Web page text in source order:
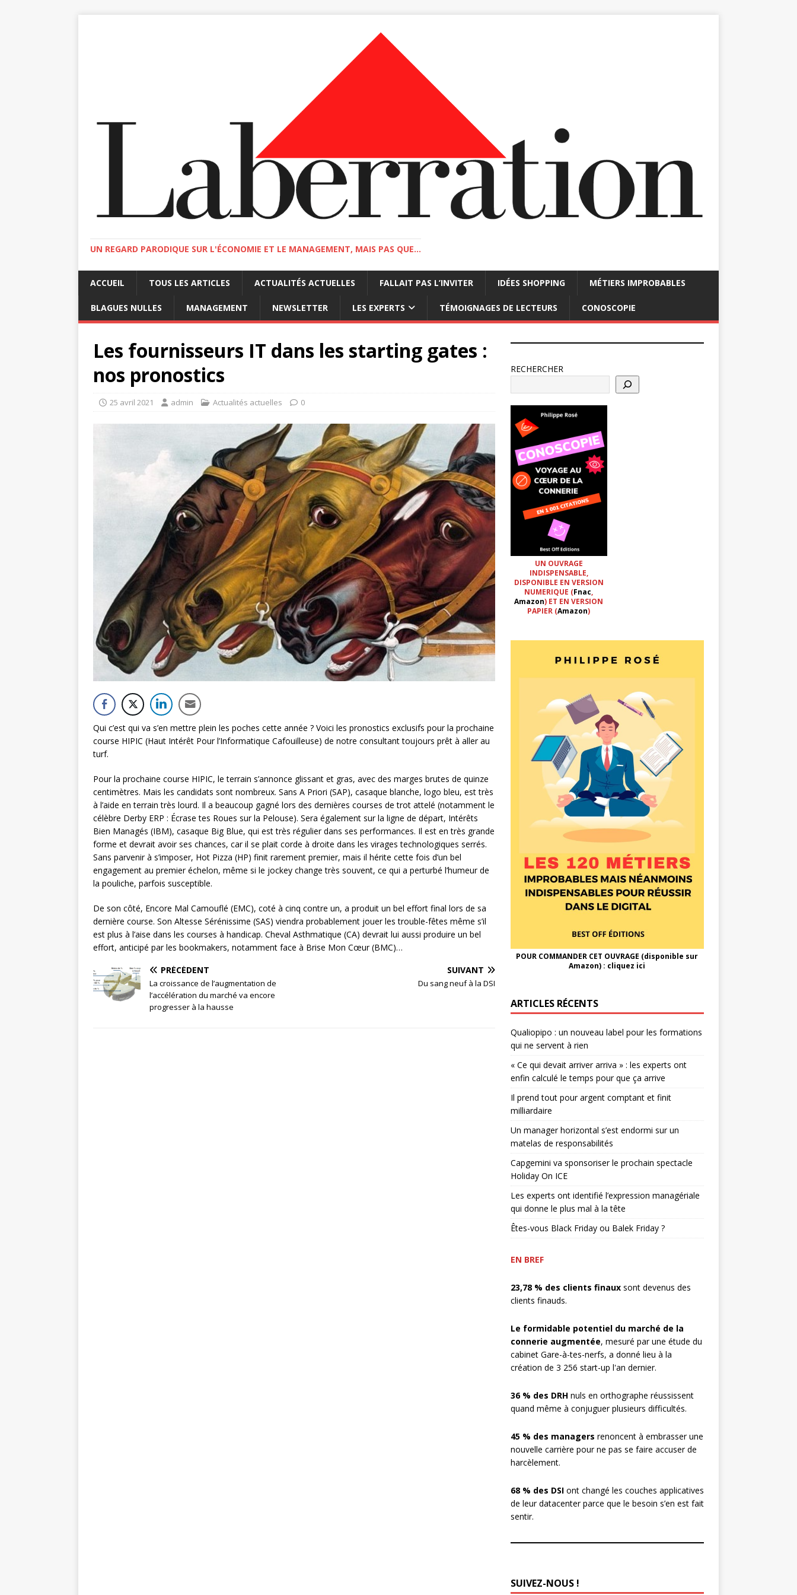
UN REGARD PARODIQUE SUR L'ÉCONOMIE ET LE MANAGEMENT, MAIS PAS QUE...
ACCUEIL TOUS LES ARTICLES ACTUALITÉS ACTUELLES FALLAIT PAS L’INVITER IDÉES SHOPPING MÉTIERS IMPROBABLES
BLAGUES NULLES MANAGEMENT NEWSLETTER LES EXPERTS TÉMOIGNAGES DE LECTEURS CONOSCOPIE
Les fournisseurs IT dans les starting gates :
nos pronostics
25 avril 2021 admin Actualités actuelles 0
Qui c’est qui va s’en mettre plein les poches cette année ? Voici les pronostics exclusifs pour la prochaine
course HIPIC (Haut Intérêt Pour l’Informatique Cafouilleuse) de notre consultant toujours prêt à aller au
turf.
Pour la prochaine course HIPIC, le terrain s’annonce glissant et gras, avec des marges brutes de quinze
centimètres. Mais les candidats sont nombreux. Sans A Priori (SAP), casaque blanche, logo bleu, est très
à l’aide en terrain très lourd. Il a beaucoup gagné lors des dernières courses de trot attelé (notamment le
célèbre Derby ERP : Écrase tes Roues sur la Pelouse). Sera également sur la ligne de départ, Intérêts
Bien Managés (IBM), casaque Big Blue, qui est très régulier dans ses performances. Il est en très grande
forme et devrait avoir ses chances, car il se plait corde à droite dans les virages technologiques serrés.
Sans parvenir à s’imposer, Hot Pizza (HP) finit rarement premier, mais il hérite cette fois d’un bel
engagement au premier échelon, même si le jockey change très souvent, ce qui a perturbé l’humeur de
la pouliche, parfois susceptible.
De son côté, Encore Mal Camouflé (EMC), coté à cinq contre un, a produit un bel effort final lors de sa
dernière course. Son Altesse Sérénissime (SAS) viendra probablement jouer les trouble-fêtes même s’il
est plus à l’aise dans les courses à handicap. Cheval Asthmatique (CA) devrait lui aussi produire un bel
effort, anticipé par les bookmakers, notamment face à Brise Mon Cœur (BMC)…
PRÉCÉDENT
La croissance de l’augmentation de
l’accélération du marché va encore
progresser à la hausse
SUIVANT
Du sang neuf à la DSI
RECHERCHER
UN OUVRAGE
INDISPENSABLE,
DISPONIBLE EN VERSION
NUMERIQUE (Fnac,
Amazon) ET EN VERSION
PAPIER (Amazon)
POUR COMMANDER CET OUVRAGE (disponible sur
Amazon) : cliquez ici
ARTICLES RÉCENTS
Qualiopipo : un nouveau label pour les formations
qui ne servent à rien
« Ce qui devait arriver arriva » : les experts ont
enfin calculé le temps pour que ça arrive
Il prend tout pour argent comptant et finit
milliardaire
Un manager horizontal s’est endormi sur un
matelas de responsabilités
Capgemini va sponsoriser le prochain spectacle
Holiday On ICE
Les experts ont identifié l’expression managériale
qui donne le plus mal à la tête
Êtes-vous Black Friday ou Balek Friday ?
EN BREF
23,78 % des clients finaux sont devenus des
clients finauds.
Le formidable potentiel du marché de la
connerie augmentée, mesuré par une étude du
cabinet Gare-à-tes-nerfs, a donné lieu à la
création de 3 256 start-up l'an dernier.
36 % des DRH nuls en orthographe réussissent
quand même à conjuguer plusieurs difficultés.
45 % des managers renoncent à embrasser une
nouvelle carrière pour ne pas se faire accuser de
harcèlement.
68 % des DSI ont changé les couches applicatives
de leur datacenter parce que le besoin s’en est fait
sentir.
SUIVEZ-NOUS !